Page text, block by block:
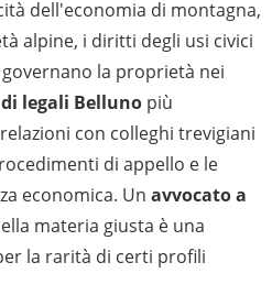
dell'economia di montagna,
alpine, i diritti degli usi civici
la proprietà nei
legali Belluno più
con colleghi trevigiani
di appello e le
economica. Un avvocato a
materia giusta è una
la rarità di certi profili